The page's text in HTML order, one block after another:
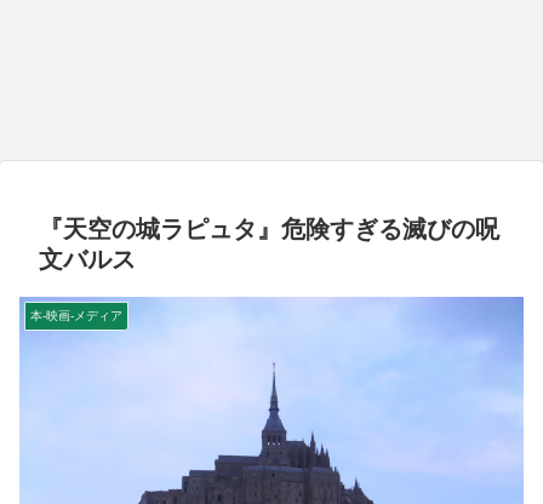
『天空の城ラピュタ』危険すぎる滅びの呪
文バルス
本-映画-メディア